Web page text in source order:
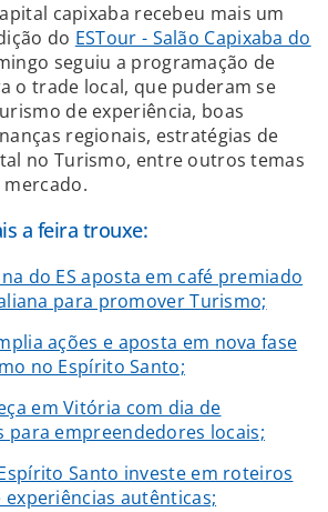
capixaba recebeu mais um
do ESTour - Salão Capixaba do
seguiu a programação de
o trade local, que puderam se
de experiência, boas
regionais, estratégias de
no Turismo, entre outros temas
a feira trouxe:
do ES aposta em café premiado
para promover Turismo;
ações e aposta em nova fase
no Espírito Santo;
em Vitória com dia de
para empreendedores locais;
Santo investe em roteiros
autênticas;